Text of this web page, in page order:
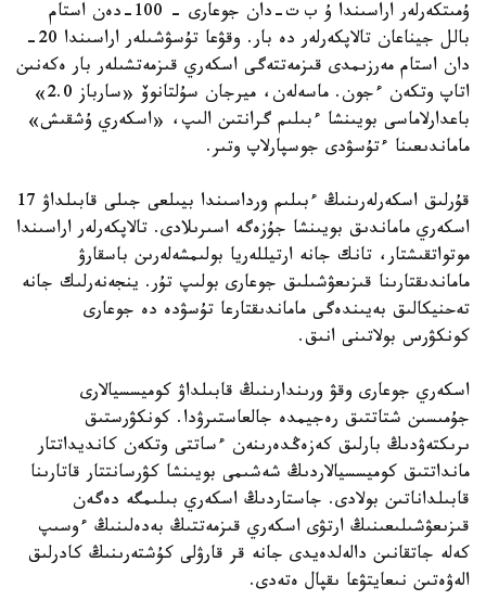
ۇمىتكەرلەر اراسىندا ۇ ب ت-دان جوعارى – 100-دەن استام
بالل جيناعان تالاپكەرلەر دە بار. وقۋعا تۇسۋشىلەر اراسىندا 20-
دان استام مەرزىمدى قىزمەتتەگى اسكەري قىزمەتشىلەر بار ەكەنىن
اتاپ وتكەن ءجون. ماسەلەن، ميرجان سۇلتانوۆ «سارباز 2.0»
باعدارلاماسى بويىنشا ءبىلىم گرانتىن الىپ، «اسكەري ۇشقىش»
ماماندىعىنا ءتۇسۋدى جوسپارلاپ وتىر.
قۇرلىق اسكەرلەرىنىڭ ءبىلىم ورداسىندا بيىلعى جىلى قابىلداۋ 17
اسكەري ماماندىق بويىنشا جۇزەگە اسىرىلادى. تالاپكەرلەر اراسىندا
موتواتقىشتار، تانك جانە ارتيللەريا بولىمشەلەرىن باسقارۋ
ماماندىقتارىنا قىزىعۋشىلىق جوعارى بولىپ تۇر. ينجەنەرلىك جانە
تەحنيكالىق بەيىندەگى ماماندىقتارعا تۇسۋدە دە جوعارى
كونكۋرس بولاتىنى انىق.
اسكەري جوعارى وقۋ ورىندارىنىڭ قابىلداۋ كوميسسيالارى
جۇمىسىن شتاتتىق رەجيمدە جالعاستىرۋدا. كونكۋرستىق
ىرىكتەۋدىڭ بارلىق كەزەڭدەرىنەن ءساتتى وتكەن كانديداتتار
مانداتتىق كوميسسيالاردىڭ شەشىمى بويىنشا كۋرسانتتار قاتارىنا
قابىلداناتىن بولادى. جاستاردىڭ اسكەري بىلىمگە دەگەن
قىزىعۋشىلىعىنىڭ ارتۋى اسكەري قىزمەتتىڭ بەدەلىنىڭ ءوسىپ
كەلە جاتقانىن دالەلدەيدى جانە قر قارۋلى كۇشتەرىنىڭ كادرلىق
الەۋەتىن نىعايتۋعا ىقپال ەتەدى.